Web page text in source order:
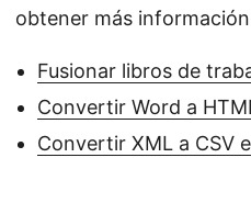
obtener más
Fusionar libros de
Convertir Word a
Convertir XML a CSV